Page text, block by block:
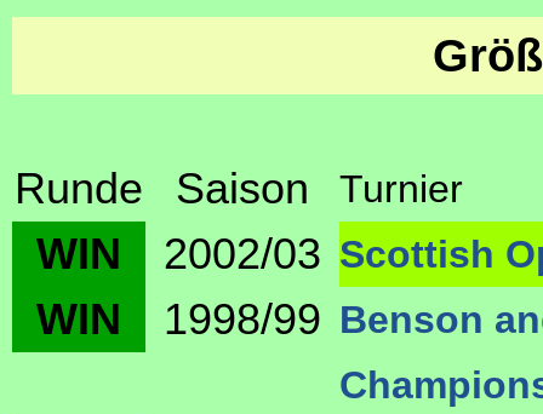
Runde Saison Turnier
WIN 2002/03 Scottish
WIN 1998/99 Benson